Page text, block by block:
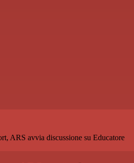
ARS av­via di­scus­sio­ne su E­du­ca­to­re